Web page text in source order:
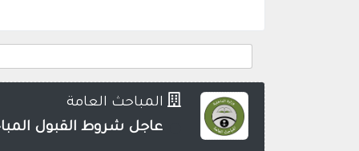
المباحث العامة
عاجل شروط القبول المباحث